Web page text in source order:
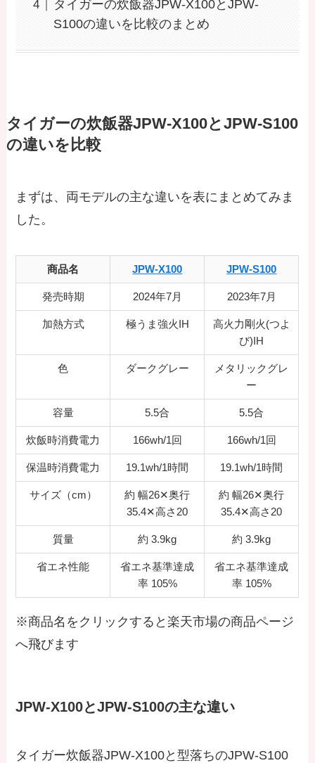
タイガーの炊飯器JPW-X100とJPW-
S100の違いを比較のまとめ
タイガーの炊飯器JPW-X100とJPW-S100
の違いを比較
まずは、両モデルの主な違いを表にまとめてみま
した。
商品名 JPW-X100 JPW-S100
発売時期 2024年7月 2023年7月
加熱方式 極うま強火IH
高火力剛火(つよ
び)IH
色 ダークグレー
メタリックグレ
ー
容量 5.5合 5.5合
炊飯時消費電力 166wh/1回 166wh/1回
保温時消費電力 19.1wh/1時間 19.1wh/1時間
サイズ（cm）
約 幅26✕奥行
35.4✕高さ20
約 幅26✕奥行
35.4✕高さ20
質量 約 3.9kg 約 3.9kg
省エネ性能
省エネ基準達成
率 105%
省エネ基準達成
率 105%
※商品名をクリックすると楽天市場の商品ページ
へ飛びます
JPW-X100とJPW-S100の主な違い
タイガー炊飯器JPW-X100と型落ちのJPW-S100